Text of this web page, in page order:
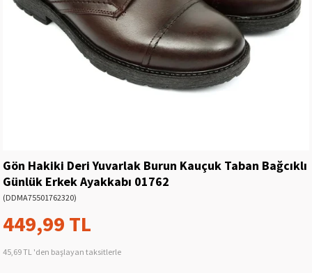
Gön Hakiki Deri Yuvarlak Burun Kauçuk Taban Bağcıklı
Günlük Erkek Ayakkabı 01762
(DDMA75501762320)
449,99 TL
45,69 TL 'den başlayan taksitlerle